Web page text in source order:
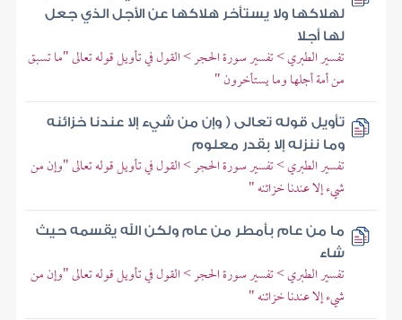
لهلاكها ولا يستأخر هلاكها عن الأجل الذي جعل
لها أجلا
تفسير الطبري > تفسير سورة الحجر > القول في تأويل قوله تعالى "ما تسبق
من أمة أجلها وما يستأخرون "
تأويل قوله تعالى ( وإن من شيء إلا عندنا خزائنه
وما ننزله إلا بقدر معلوم
تفسير الطبري > تفسير سورة الحجر > القول في تأويل قوله تعالى "وإن من
شيء إلا عندنا خزائنه "
ما من عام بأمطر من عام ولكن الله يقسمه حيث
شاء
تفسير الطبري > تفسير سورة الحجر > القول في تأويل قوله تعالى "وإن من
شيء إلا عندنا خزائنه "